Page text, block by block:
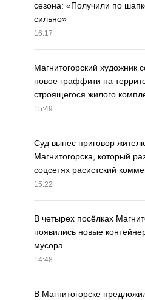
сезона: «Получили по
сильно»
16:17
Магнитогорский художник
новое граффити на
строящегося жилого
15:49
Суд вынес приговор
Магнитогорска, который
соцсетях расистский
15:22
В четырех посёлках
появились новые
мусора
14:48
В Магнитогорске